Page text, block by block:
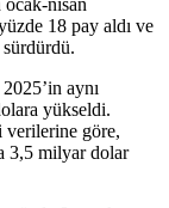
18 pay aldı ve
sürdürdü.
aynı
yükseldi.
verilerine göre,
3,5 milyar dolar